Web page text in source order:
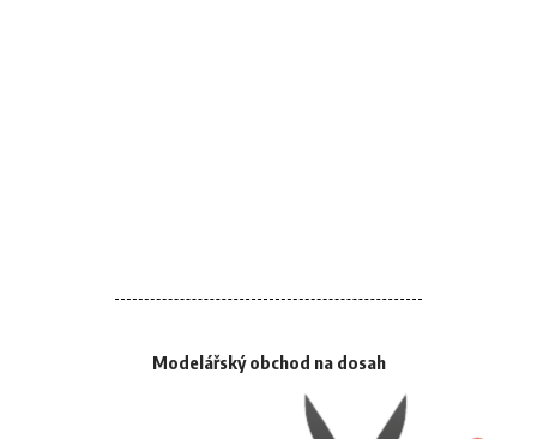
Modelářský obchod na dosah